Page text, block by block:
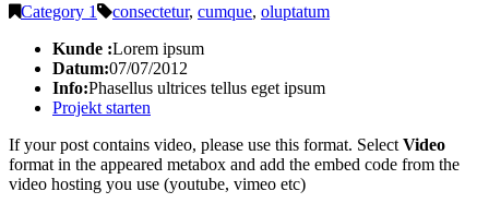
Category 1
consectetur, cumque, oluptatum
Kunde :Lorem ipsum
Datum:07/07/2012
Info:Phasellus ultrices tellus eget ipsum
Projekt starten
If your post contains video, please use this format. Select Video
format in the appeared metabox and add the embed code from the
video hosting you use (youtube, vimeo etc)